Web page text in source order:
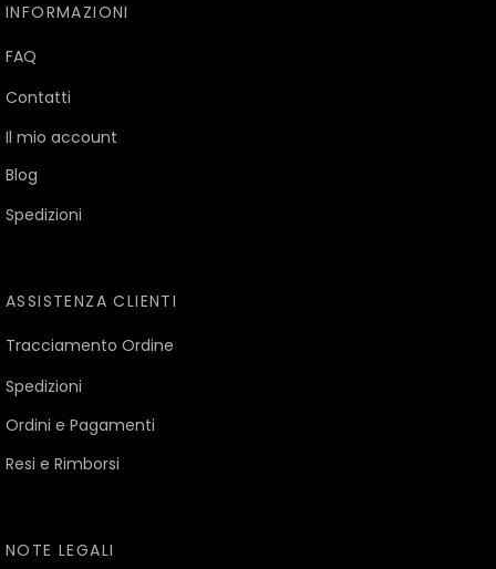
INFORMAZIONI
FAQ
Contatti
Il mio account
Blog
Spedizioni
ASSISTENZA CLIENTI
Tracciamento Ordine
Spedizioni
Ordini e Pagamenti
Resi e Rimborsi
NOTE LEGALI